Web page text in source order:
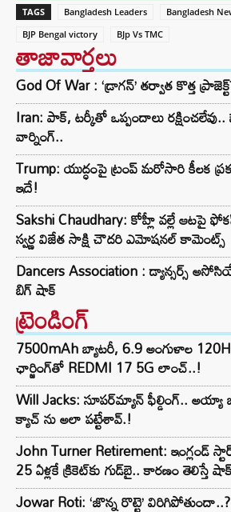
TAGS Bangladesh Leaders Bangladesh
BJP Bengal victory
BJp Vs TMC
తాజావార్తలు
God Of War : ‘డ్రాగన్’ తర్వాత కొత్త
Iran: పాక్, టర్కీతో ఒప్పందాలు
వార్నింగ్..
Trump: యుద్ధంపై ట్రంప్ మరోసారి కీలక
ఇదే!
Sakshi Chaudhary: కోహ్లీ వల్లే ఆటపై
స్వర్ణ విజేత సాక్షి చౌదరి ఎమోషనల్ కామెంట్స్
Dancers Association : డ్యాన్సర్స్
బిగ్ షాక్
ట్రెండింగ్‌
7500mAh బ్యాటరీ, 6.9 అంగుళాల
ఛార్జింగ్‌తో REDMI 17 5G లాంచ్..!
Will Jacks: సూపర్‌మ్యాన్ ఫీల్డింగ్..
క్యాచ్ ను అలా పట్టేశావ్.!
John Turner Retirement: ఇంగ్లండ్
25 ఏళ్లకే క్రికెట్‌కు గుడ్‌బై.. కారణం తెలిస్తే
Jowar Roti: ‘జొన్న రొట్టె’